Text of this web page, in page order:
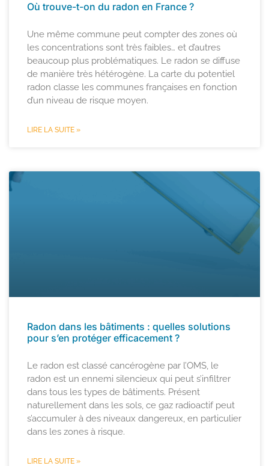
Où trouve-t-on du radon en France ?
Une même commune peut compter des zones où
les concentrations sont très faibles… et d’autres
beaucoup plus problématiques. Le radon se diffuse
de manière très hétérogène. La carte du potentiel
radon classe les communes françaises en fonction
d’un niveau de risque moyen.
LIRE LA SUITE »
Radon dans les bâtiments : quelles solutions
pour s’en protéger efficacement ?
Le radon est classé cancérogène par l’OMS, le
radon est un ennemi silencieux qui peut s’infiltrer
dans tous les types de bâtiments. Présent
naturellement dans les sols, ce gaz radioactif peut
s’accumuler à des niveaux dangereux, en particulier
dans les zones à risque.
LIRE LA SUITE »